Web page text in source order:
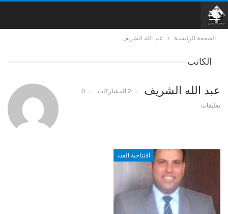
الصفحة الرئيسية عبد الله الشريف
الكاتب
عبد الله الشريف 2 المشاركات
0
تعليقات
افتتاحية العدد